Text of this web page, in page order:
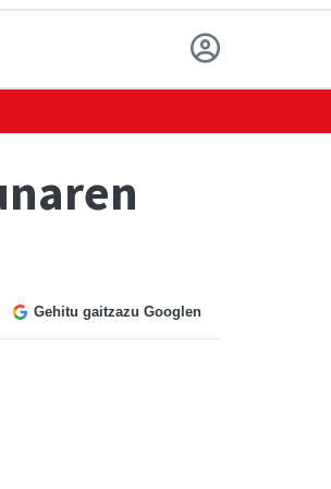
Gehitu gaitzazu Googlen